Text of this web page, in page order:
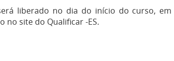
liberado no dia do início do curso, em
no site do Qualificar -ES.